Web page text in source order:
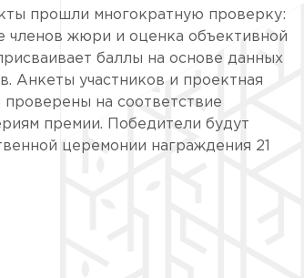
прошли многократную проверку:
членов жюри и оценка объективной
баллы на основе данных
Анкеты участников и проектная
на соответствие
премии. Победители будут
церемонии награждения 21